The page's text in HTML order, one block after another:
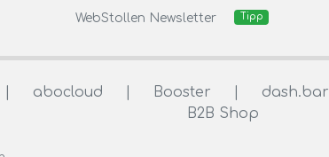
WebStollen Newsletter
Tipp
abocloud Booster dash.bar
B2B Shop